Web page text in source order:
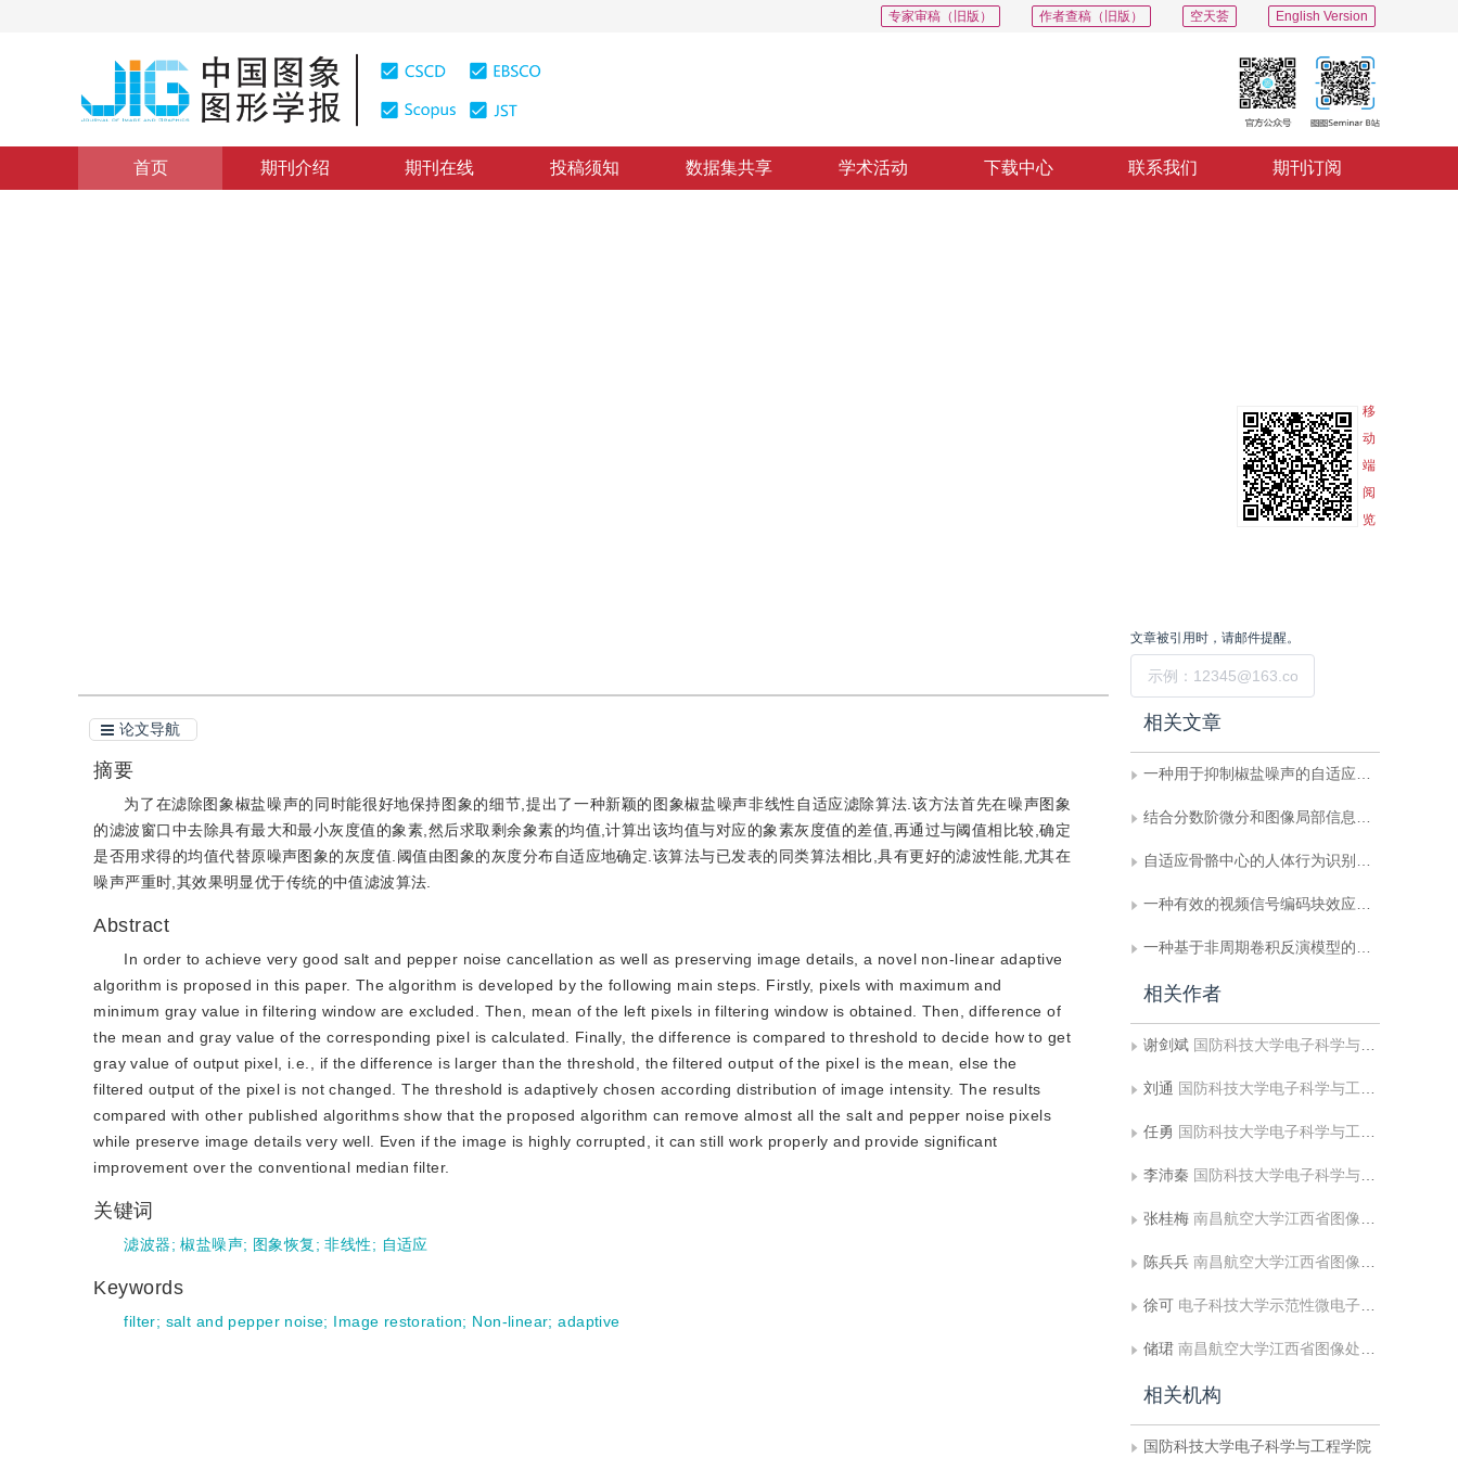
English Version
空天荟
作者查稿（旧版）
专家审稿（旧版）
首页 期刊介绍 期刊在线 投稿须知 数据集共享 学术活动 下载中心 联系我们 期刊订阅
移
动
端
阅
览
论文导航
摘要
为了在滤除图象椒盐噪声的同时能很好地保持图象的细节,提出了一种新颖的图象椒盐噪声非线性自适应滤除算法.该方法首先在噪声图象
的滤波窗口中去除具有最大和最小灰度值的象素,然后求取剩余象素的均值,计算出该均值与对应的象素灰度值的差值,再通过与阈值相比较,确定
是否用求得的均值代替原噪声图象的灰度值.阈值由图象的灰度分布自适应地确定.该算法与已发表的同类算法相比,具有更好的滤波性能,尤其在
噪声严重时,其效果明显优于传统的中值滤波算法.
Abstract
In order to achieve very good salt and pepper noise cancellation as well as preserving image details, a novel non-linear adaptive
algorithm is proposed in this paper. The algorithm is developed by the following main steps. Firstly, pixels with maximum and
minimum gray value in filtering window are excluded. Then, mean of the left pixels in filtering window is obtained. Then, difference of
the mean and gray value of the corresponding pixel is calculated. Finally, the difference is compared to threshold to decide how to get
gray value of output pixel, i.e., if the difference is larger than the threshold, the filtered output of the pixel is the mean, else the
filtered output of the pixel is not changed. The threshold is adaptively chosen according distribution of image intensity. The results
compared with other published algorithms show that the proposed algorithm can remove almost all the salt and pepper noise pixels
while preserve image details very well. Even if the image is highly corrupted, it can still work properly and provide significant
improvement over the conventional median filter.
关键词
滤波器;椒盐噪声; 图象恢复;非线性; 自适应
Keywords
filter; salt and pepper noise; Image restoration; Non-linear;adaptive
文章被引用时，请邮件提醒。
相关文章
一种用于抑制椒盐噪声的自适应快速滤波算法
结合分数阶微分和图像局部信息的CV模型
自适应骨骼中心的人体行为识别算法
一种有效的视频信号编码块效应消减技术
一种基于非周期卷积反演模型的计算机图象恢复算法
相关作者
谢剑斌 国防科技大学电子科学与工程学院
刘通 国防科技大学电子科学与工程学院
任勇 国防科技大学电子科学与工程学院
李沛秦 国防科技大学电子科学与工程学院
张桂梅 南昌航空大学江西省图像处理与模式识别重点实验室
陈兵兵 南昌航空大学江西省图像处理与模式识别重点实验室
徐可 电子科技大学示范性微电子学院
储珺 南昌航空大学江西省图像处理与模式识别重点实验室
相关机构
国防科技大学电子科学与工程学院